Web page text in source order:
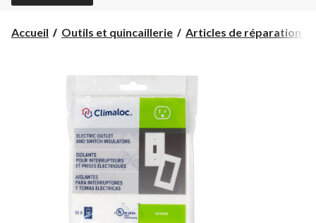
Accueil Outils et quincaillerie Articles de réparation et